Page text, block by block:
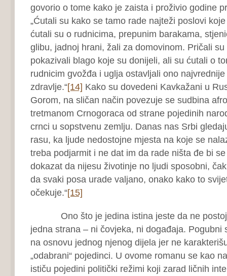
govorio o tome kako je zaista i proživio godine
„Ćutali su kako se tamo rade najteži poslovi
ćutali su o rudnicima, prepunim barakama,
glibu, jadnoj hrani, žali za domovinom. Pričali su
pokazivali blago koje su donijeli, ali su ćutali o
rudnicim gvožđa i uglja ostavljali ono
zdravlje.“[14] Kako su dovedeni Kavkažani u
Gorom, na sličan način povezuje se sudbina
tretmanom Crnogoraca od strane pojedinih
crnci u sopstvenu zemlju. Danas nas Srbi
rasu, ka ljude nedostojne mjesta na koje se
treba podjarmit i ne dat im da rade ništa đe bi
dokazat da nijesu životinje no ljudi sposobni,
da svaki posa urade valjano, onako kako to
očekuje.“[15]
Ono što je jedina istina jeste da ne postoji
jedna strana – ni čovjeka, ni događaja. Pogubni
na osnovu jednog njenog dijela jer ne
„odabrani“ pojedinci. U ovome romanu se kao
ističu pojedini politički režimi koji zarad ličnih